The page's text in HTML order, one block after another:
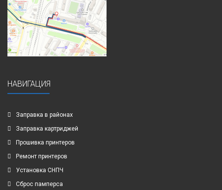
НАВИГАЦИЯ
Заправка в районах
Заправка картриджей
Прошивка принтеров
Ремонт принтеров
Установка СНПЧ
Сброс памперса